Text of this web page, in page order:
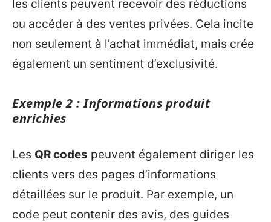
les clients peuvent recevoir des réductions
ou accéder à des ventes privées. Cela incite
non seulement à l’achat immédiat, mais crée
également un sentiment d’exclusivité.
Exemple 2 : Informations produit
enrichies
Les QR codes peuvent également diriger les
clients vers des pages d’informations
détaillées sur le produit. Par exemple, un
code peut contenir des avis, des guides